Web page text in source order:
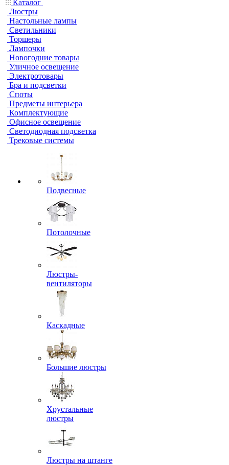
Каталог
Люстры
Настольные лампы
Светильники
Торшеры
Лампочки
Новогодние товары
Уличное освещение
Электротовары
Бра и подсветки
Споты
Предметы интерьера
Комплектующие
Офисное освещение
Светодиодная подсветка
Трековые системы
Подвесные
Потолочные
Люстры-
вентиляторы
Каскадные
Большие люстры
Хрустальные
люстры
Люстры на штанге